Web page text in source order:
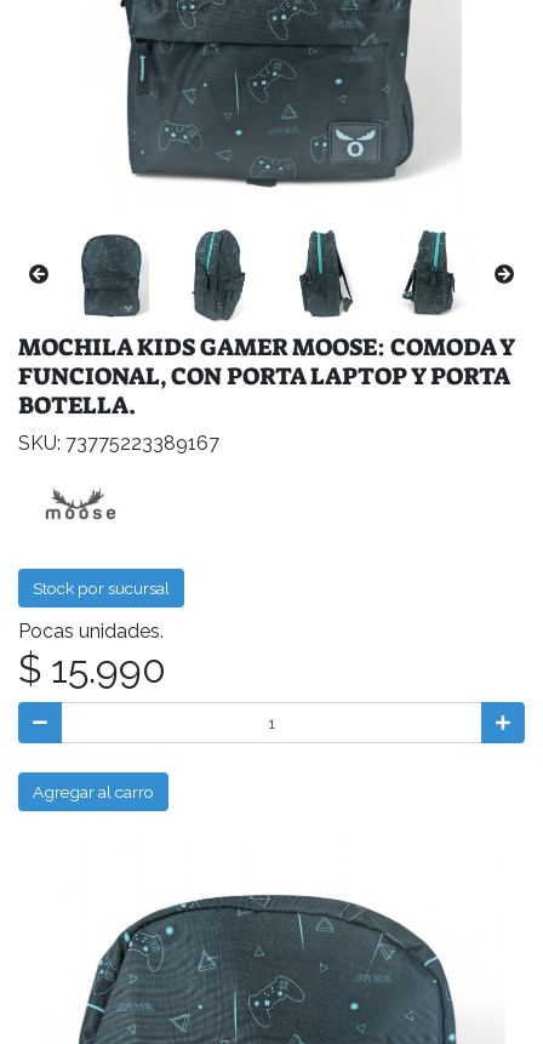
MOCHILA KIDS GAMER MOOSE: COMODA Y
FUNCIONAL, CON PORTA LAPTOP Y PORTA
BOTELLA.
SKU: 73775223389167
Stock por sucursal
Pocas unidades.
$ 15.990
Agregar al carro